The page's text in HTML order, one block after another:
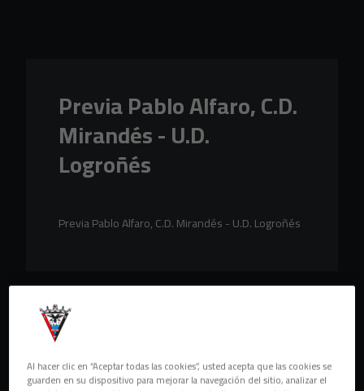
Previa Pablo Alfaro, C.D.
Mirandés - U.D.
Logroñés
Previa Pablo Alfaro, C.D. Mirandés - U.D. Logroñés
Al hacer clic en “Aceptar todas las cookies”, usted acepta que las cookies se
guarden en su dispositivo para mejorar la navegación del sitio, analizar el